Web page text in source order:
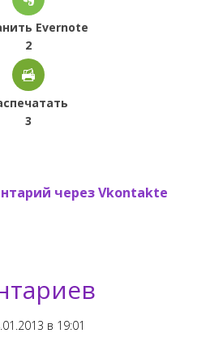
Evernote
2
3
через Vkontakte
в 19:01